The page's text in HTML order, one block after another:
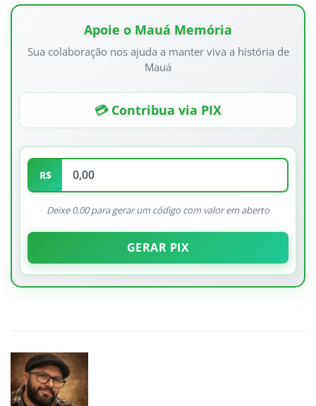
Apoie o Mauá Memória
Sua colaboração nos ajuda a manter viva a história de
Mauá
💳 Contribua via PIX
R$
Deixe 0,00 para gerar um código com valor em aberto
GERAR PIX